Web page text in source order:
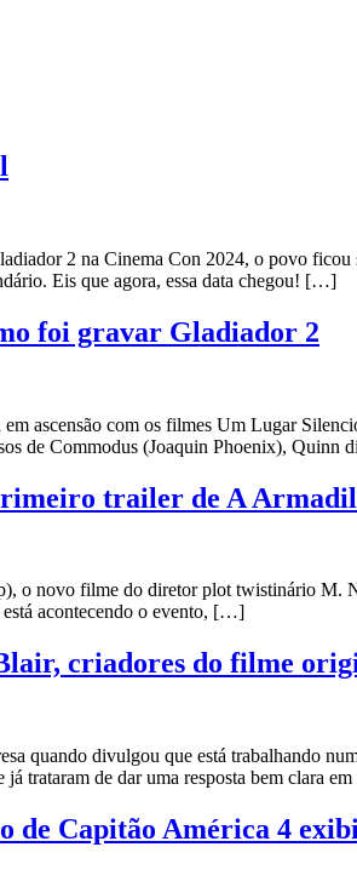
2 na Cinema Con 2024, o povo
Eis que agora, essa data chegou! […]
foi gravar Gladiador 2
ascensão com os filmes Um Lugar
de Commodus (Joaquin Phoenix), Quinn
trailer de A
o novo filme do diretor plot twistinário M.
está acontecendo o evento, […]
criadores do filme
quando divulgou que está trabalhando
já trataram de dar uma resposta bem clara
Capitão América 4